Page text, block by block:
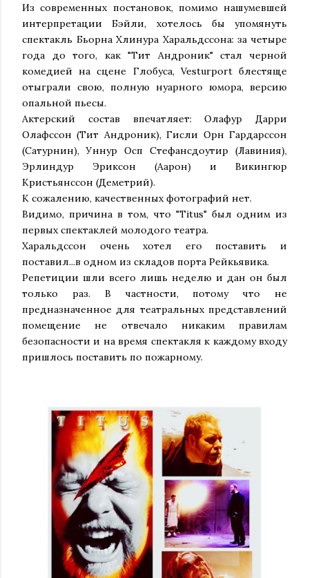
Из современных постановок, помимо нашумевшей
интерпретации Бэйли, хотелось бы упомянуть
спектакль Бьорна Хлинура Харальдссона: за четыре
года до того, как "Тит Андроник" стал черной
комедией на сцене Глобуса, Vesturport блестяще
отыграли свою, полную нуарного юмора, версию
опальной пьесы.
Актерский состав впечатляет: Олафур Дарри
Олафссон (Тит Андроник), Гисли Орн Гардарссон
(Сатурнин), Уннур Осп Стефансдоутир (Лавиния),
Эрлиндур Эриксон (Аарон) и Викингюр
Кристьянссон (Деметрий).
К сожалению, качественных фотографий нет.
Видимо, причина в том, что "Titus" был одним из
первых спектаклей молодого театра.
Харальдссон очень хотел его поставить и
поставил...в одном из складов порта Рейкьявика.
Репетиции шли всего лишь неделю и дан он был
только раз. В частности, потому что не
предназначенное для театральных представлений
помещение не отвечало никаким правилам
безопасности и на время спектакля к каждому входу
пришлось поставить по пожарному.